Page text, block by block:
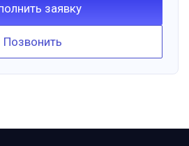
заявку
Позвонить